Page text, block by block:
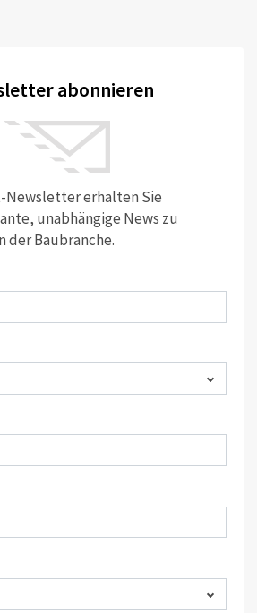
abonnieren
erhalten Sie
unabhängige News zu
der Baubranche.